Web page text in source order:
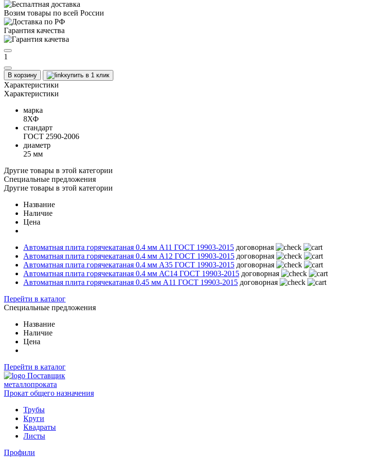
Возим товары по всей России
Гарантия качества
1
В корзину купить в 1 клик
Характеристики
Характеристики
марка
8ХФ
стандарт
ГОСТ 2590-2006
диаметр
25 мм
Другие товары в этой категории
Специальные предложения
Другие товары в этой категории
Название
Наличие
Цена
Автоматная плита горячекатаная 0.4 мм А11 ГОСТ 19903-2015 договорная
Автоматная плита горячекатаная 0.4 мм А12 ГОСТ 19903-2015 договорная
Автоматная плита горячекатаная 0.4 мм А35 ГОСТ 19903-2015 договорная
Автоматная плита горячекатаная 0.4 мм АС14 ГОСТ 19903-2015 договорная
Автоматная плита горячекатаная 0.45 мм А11 ГОСТ 19903-2015 договорная
Перейти в каталог
Специальные предложения
Название
Наличие
Цена
Перейти в каталог
Поставщик
металлопроката
Прокат общего назначения
Трубы
Круги
Квадраты
Листы
Профили